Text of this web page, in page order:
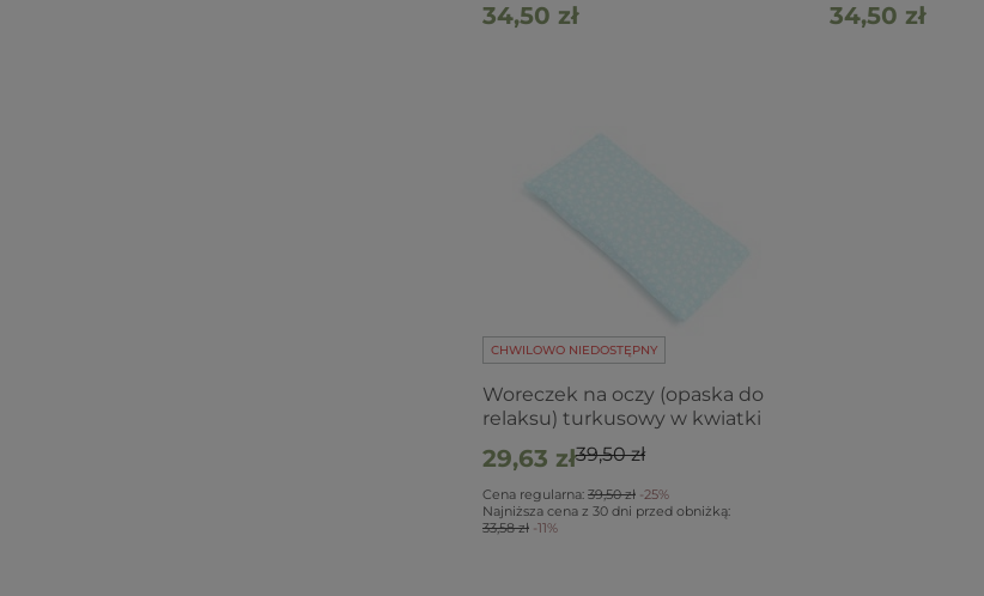
34,50 zł 34,50 zł
CHWILOWO NIEDOSTĘPNY
Woreczek na oczy (opaska do
relaksu) turkusowy w kwiatki
29,63 zł39,50 zł
Cena regularna: 39,50 zł -25%
Najniższa cena z 30 dni przed obniżką:
33,58 zł -11%